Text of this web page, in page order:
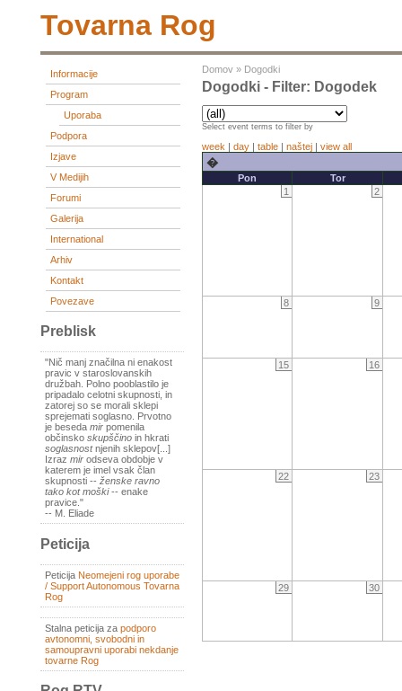
Tovarna Rog
Informacije
Program
Uporaba
Podpora
Izjave
V Medijih
Forumi
Galerija
International
Arhiv
Kontakt
Povezave
Preblisk
"Nič manj značilna ni enakost
pravic v staroslovanskih
družbah. Polno pooblastilo je
pripadalo celotni skupnosti, in
zatorej so se morali sklepi
sprejemati soglasno. Prvotno
je beseda mir pomenila
občinsko skupščino in hkrati
soglasnostnjenih sklepov[...]
Izraz mir odseva obdobje v
katerem je imel vsak član
skupnosti -- ženske ravno
tako kot moški-- enake
pravice."
-- M. Eliade
Peticija
Peticija Neomejeni rog uporabe
/ Support Autonomous Tovarna
Rog
Stalna peticija za podporo
avtonomni, svobodni in
samoupravni uporabi nekdanje
tovarne Rog
Domov » Dogodki
Dogodki - Filter: Dogodek
Select event terms to filter by
week | day | table | naštej | view all
�
Pon
Tor
1
2
8 9
15 16
22 23
29 30